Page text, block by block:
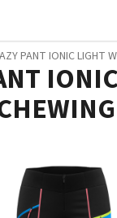
PANT IONIC LIGHT